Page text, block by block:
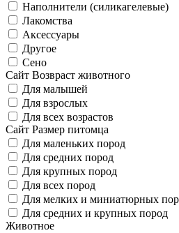
Наполнители (силикагелевые)
Лакомства
Аксессуары
Другое
Сено
Сайт Возвраст животного
Для малышей
Для взрослых
Для всех возрастов
Сайт Размер питомца
Для маленьких пород
Для средних пород
Для крупных пород
Для всех пород
Для мелких и миниатюрных
Для средних и крупных пород
Животное